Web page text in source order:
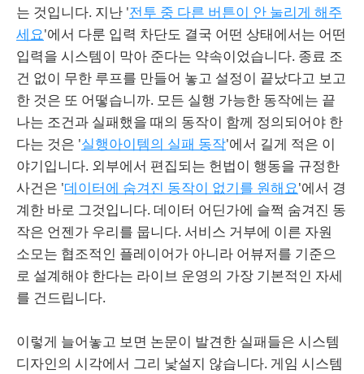
는 것입니다. 지난 '전투 중 다른 버튼이 안 눌리게 해주
세요'에서 다룬 입력 차단도 결국 어떤 상태에서는 어떤
입력을 시스템이 막아 준다는 약속이었습니다. 종료 조
건 없이 무한 루프를 만들어 놓고 설정이 끝났다고 보고
한 것은 또 어떻습니까. 모든 실행 가능한 동작에는 끝
나는 조건과 실패했을 때의 동작이 함께 정의되어야 한
다는 것은 '실행아이템의 실패 동작'에서 길게 적은 이
야기입니다. 외부에서 편집되는 헌법이 행동을 규정한
사건은 '데이터에 숨겨진 동작이 없기를 원해요'에서 경
계한 바로 그것입니다. 데이터 어딘가에 슬쩍 숨겨진 동
작은 언젠가 우리를 뭅니다. 서비스 거부에 이른 자원
소모는 협조적인 플레이어가 아니라 어뷰저를 기준으
로 설계해야 한다는 라이브 운영의 가장 기본적인 자세
를 건드립니다.
이렇게 늘어놓고 보면 논문이 발견한 실패들은 시스템
디자인의 시각에서 그리 낯설지 않습니다. 게임 시스템